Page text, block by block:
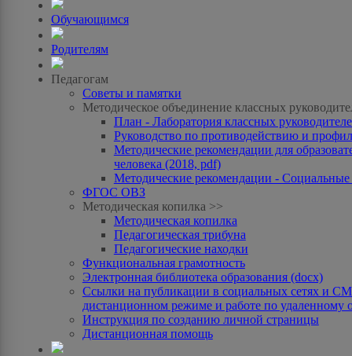
Обучающимся
Родителям
Педагогам
Советы и памятки
Методическое объединение классных
План - Лаборатория классных
Руководство по противодействию и
Методические рекомендации для
человека (2018, pdf)
Методические рекомендации -
ФГОС ОВЗ
Методическая копилка >>
Методическая копилка
Педагогическая трибуна
Педагогические находки
Функциональная грамотность
Электронная библиотека образования (docx)
Ссылки на публикации в социальных сетях и
дистанционном режиме и работе по удаленному
Инструкция по созданию личной страницы
Дистанционная помощь